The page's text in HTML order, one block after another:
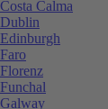
Costa Calma
Dublin
Edinburgh
Faro
Florenz
Funchal
Galway